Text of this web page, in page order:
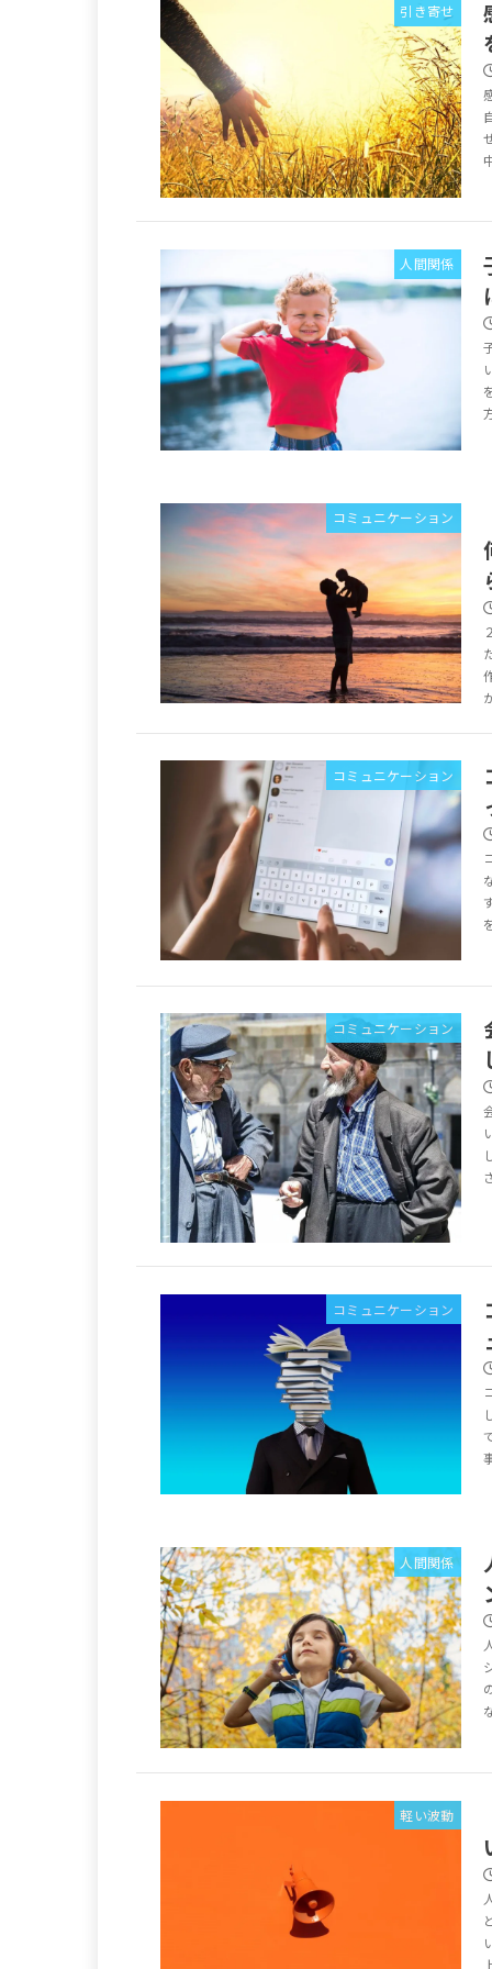
引き寄せ
人間関係
コミュニケーション
コミュニケーション
コミュニケーション
コミュニケーション
人間関係
軽い波動